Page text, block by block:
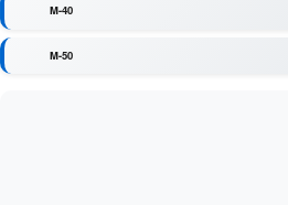
M-40
M-50